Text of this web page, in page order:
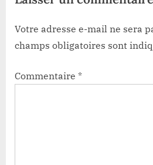
Votre adresse e-mail ne sera
champs obligatoires sont
Commentaire *